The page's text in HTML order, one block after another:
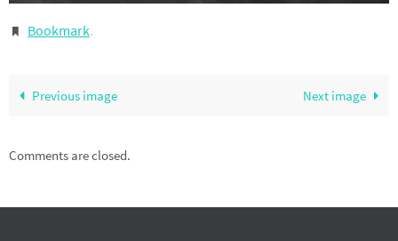
Bookmark.
Previous image Next image
Comments are closed.